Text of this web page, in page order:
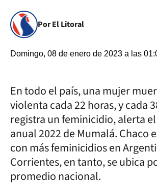
Por El Litoral
Domingo, 08 de enero de 2023 a las
En todo el país, una mujer
violenta cada 22 horas, y cada
registra un feminicidio, alerta
anual 2022 de Mumalá. Chaco
con más feminicidios en
Corrientes, en tanto, se ubica
promedio nacional.